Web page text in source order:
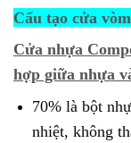
Cấu tạo cửa
Cửa nhựa
hợp giữa nhựa
70% là bột
nhiệt, không